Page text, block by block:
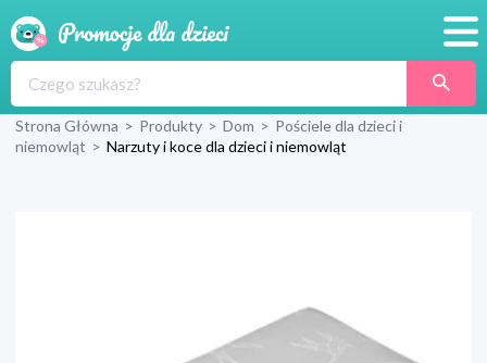
Produkty
Strona Główna > Produkty > Dom > Pościele dla dzieci i
niemowląt > Narzuty i koce dla dzieci i niemowląt